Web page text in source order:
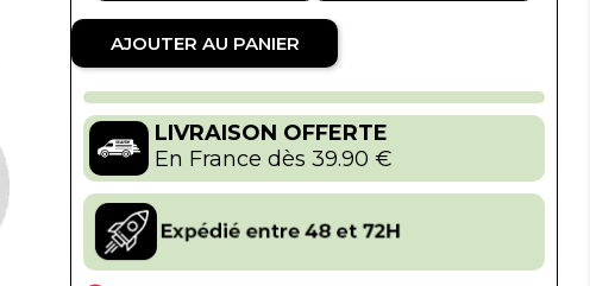
AJOUTER AU PANIER
LIVRAISON OFFERTE
En France dès 39.90 €